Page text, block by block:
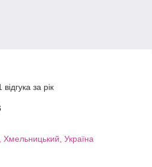
за рік
Хмельницький, Україна